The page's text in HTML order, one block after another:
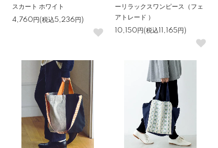
スカート ホワイト
4,760円(税込5,236円)
ーリラックスワンピース（フェ
アトレード ）
10,150円(税込11,165円)